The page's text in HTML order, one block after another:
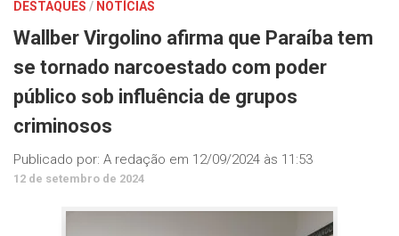
DESTAQUES / NOTÍCIAS
Wallber Virgolino afirma que Paraíba tem
se tornado narcoestado com poder
público sob influência de grupos
criminosos
Publicado por: A redação em 12/09/2024 às 11:53
12 de setembro de 2024